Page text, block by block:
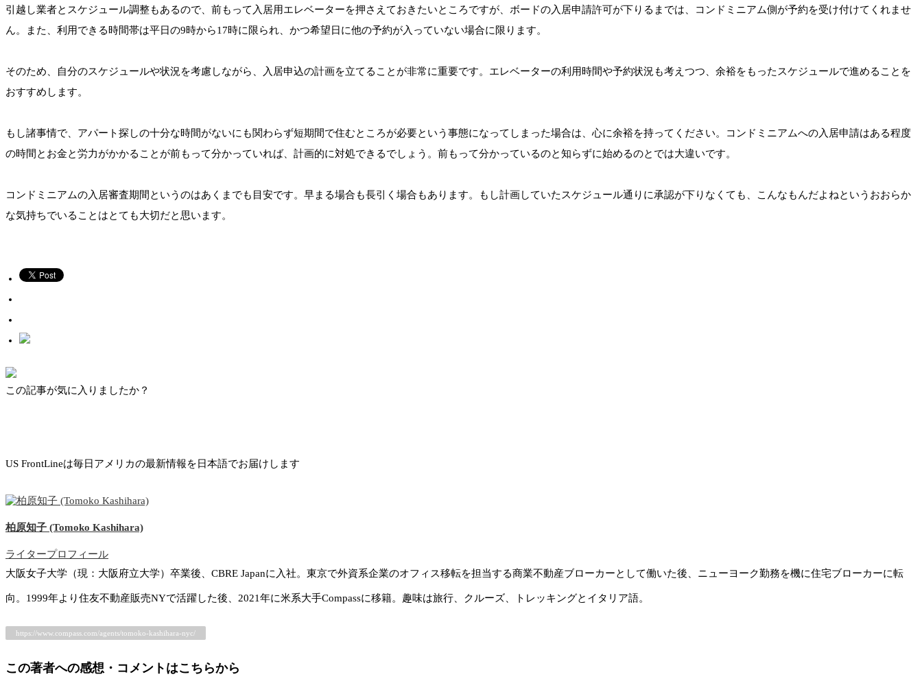
引越し業者とスケジュール調整もあるので、前もって入居用エレベーターを押さえておきたいところですが、ボードの入居申請許可が下りるまでは、コンドミニアム側が予約を受け付けてくれませ
ん。また、利用できる時間帯は平日の9時から17時に限られ、かつ希望日に他の予約が入っていない場合に限ります。
そのため、自分のスケジュールや状況を考慮しながら、入居申込の計画を立てることが非常に重要です。エレベーターの利用時間や予約状況も考えつつ、余裕をもったスケジュールで進めることを
おすすめします。
もし諸事情で、アパート探しの十分な時間がないにも関わらず短期間で住むところが必要という事態になってしまった場合は、心に余裕を持ってください。コンドミニアムへの入居申請はある程度
の時間とお金と労力がかかることが前もって分かっていれば、計画的に対処できるでしょう。前もって分かっているのと知らずに始めるのとでは大違いです。
コンドミニアムの入居審査期間というのはあくまでも目安です。早まる場合も長引く場合もあります。もし計画していたスケジュール通りに承認が下りなくても、こんなもんだよねというおおらか
な気持ちでいることはとても大切だと思います。
この記事が気に入りましたか？
US FrontLineは毎日アメリカの最新情報を日本語でお届けします
柏原知子 (Tomoko Kashihara)
ライタープロフィール
大阪女子大学（現：大阪府立大学）卒業後、CBRE Japanに入社。東京で外資系企業のオフィス移転を担当する商業不動産ブローカーとして働いた後、ニューヨーク勤務を機に住宅ブローカーに転
向。1999年より住友不動産販売NYで活躍した後、2021年に米系大手Compassに移籍。趣味は旅行、クルーズ、トレッキングとイタリア語。
https://www.compass.com/agents/tomoko-kashihara-nyc/
この著者への感想・コメントはこちらから